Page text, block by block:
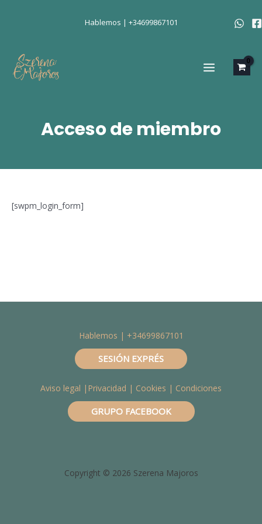
Hablemos | +34699867101
MENU
Acceso de miembro
[swpm_login_form]
Hablemos | +34699867101
SESIÓN EXPRÉS
Aviso legal | Privacidad | Cookies | Condiciones
GRUPO FACEBOOK
Copyright © 2026 Szerena Majoros